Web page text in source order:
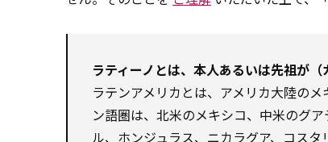
ラティーノとは、本人あるいは先祖が
ラテンアメリカとは、アメリカ大陸の
ン語圏は、北米のメキシコ、中米のグ
ル、ホンジュラス、ニカラグア、コス